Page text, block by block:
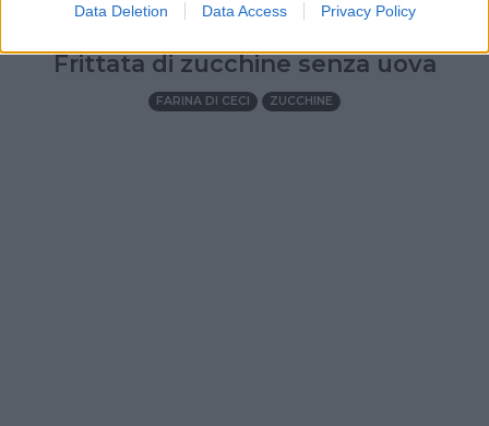
Data Deletion Data Access Privacy Policy
TUTTI I GIORNI • UOVA • ESTATE • AUTUNNO •
Frittata di zucchine senza uova
FARINA DI CECI ZUCCHINE